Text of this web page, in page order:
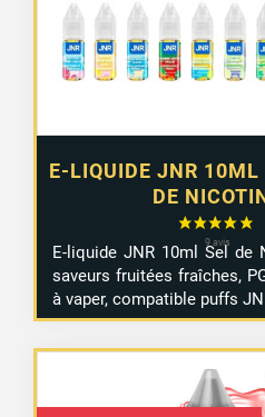
E-LIQUIDE JNR
DE
4,50 €.
E- liquideJNR 10mlSelde
saveurs fruitées fraîches,
àvaper,compatible puffs